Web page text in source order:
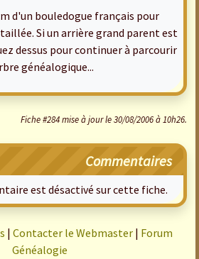
d'un bouledogue français pour
Si un arrière grand parent est
dessus pour continuer à parcourir
généalogique...
Fiche #284 mise à jour le 30/08/2006 à 10h26.
Commentaires
est désactivé sur cette fiche.
| Contacter le Webmaster | Forum
Généalogie